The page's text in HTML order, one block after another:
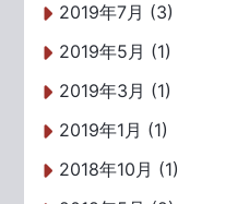
2019年7月 (3)
2019年5月 (1)
2019年3月 (1)
2019年1月 (1)
2018年10月 (1)